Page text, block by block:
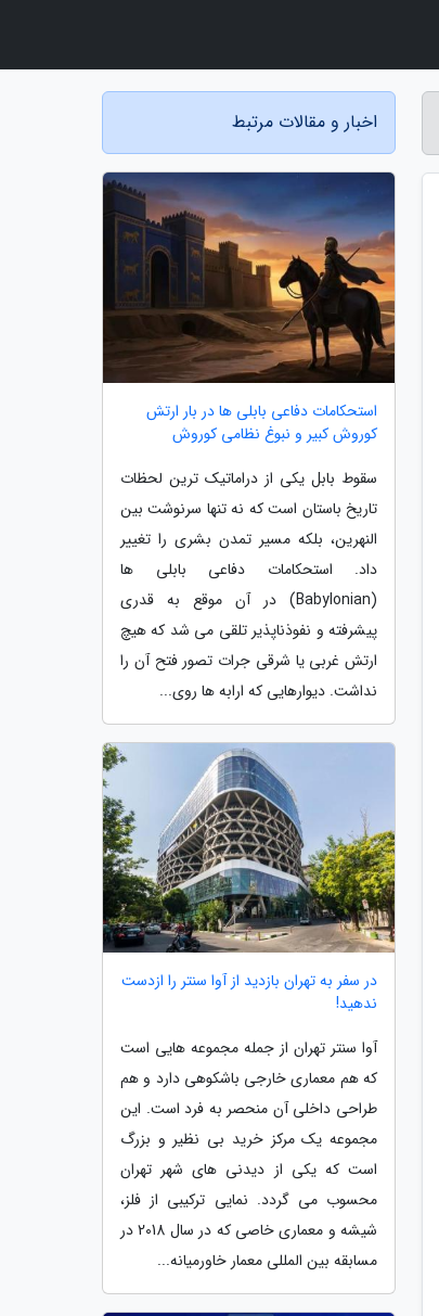
اخبار و مقالات مرتبط
استحکامات دفاعی بابلی ها در بار ارتش
کوروش کبیر و نبوغ نظامی کوروش
سقوط بابل یکی از دراماتیک ترین لحظات
تاریخ باستان است که نه تنها سرنوشت بین
النهرین، بلکه مسیر تمدن بشری را تغییر
داد. استحکامات دفاعی بابلی ها
(Babylonian) در آن موقع به قدری
پیشرفته و نفوذناپذیر تلقی می شد که هیچ
ارتش غربی یا شرقی جرات تصور فتح آن را
نداشت. دیوارهایی که ارابه ها روی...
در سفر به تهران بازدید از آوا سنتر را ازدست
ندهید!
آوا سنتر تهران از جمله مجموعه هایی است
که هم معماری خارجی باشکوهی دارد و هم
طراحی داخلی آن منحصر به فرد است. این
مجموعه یک مرکز خرید بی نظیر و بزرگ
است که یکی از دیدنی های شهر تهران
محسوب می گردد. نمایی ترکیبی از فلز،
شیشه و معماری خاصی که در سال 2018 در
مسابقه بین المللی معمار خاورمیانه...